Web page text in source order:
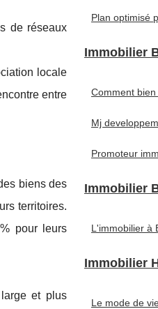
de réseaux
locale
entre
biens des
territoires.
pour leurs
et plus
Plan optimisé
Immobilier
Comment bien
Mj
Promoteur
Immobilier
L'immobilier à
Immobilier
Le mode de